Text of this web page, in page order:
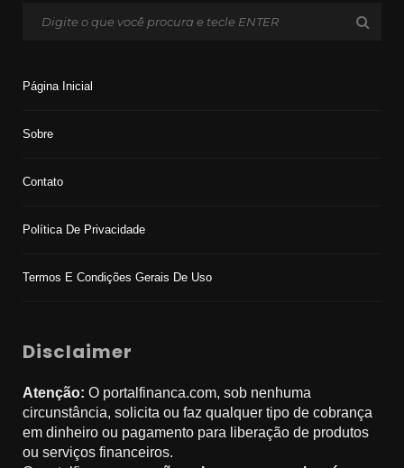
Página Inicial
Sobre
Contato
Política De Privacidade
Termos E Condições Gerais De Uso
Disclaimer
Atenção: O portalfinanca.com, sob nenhuma
circunstância, solicita ou faz qualquer tipo de cobrança
em dinheiro ou pagamento para liberação de produtos
ou serviços financeiros.